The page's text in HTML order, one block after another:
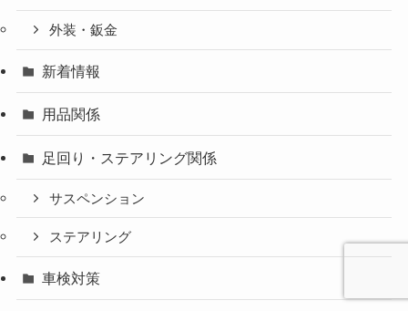
外装・鈑金
新着情報
用品関係
足回り・ステアリング関係
サスペンション
ステアリング
車検対策